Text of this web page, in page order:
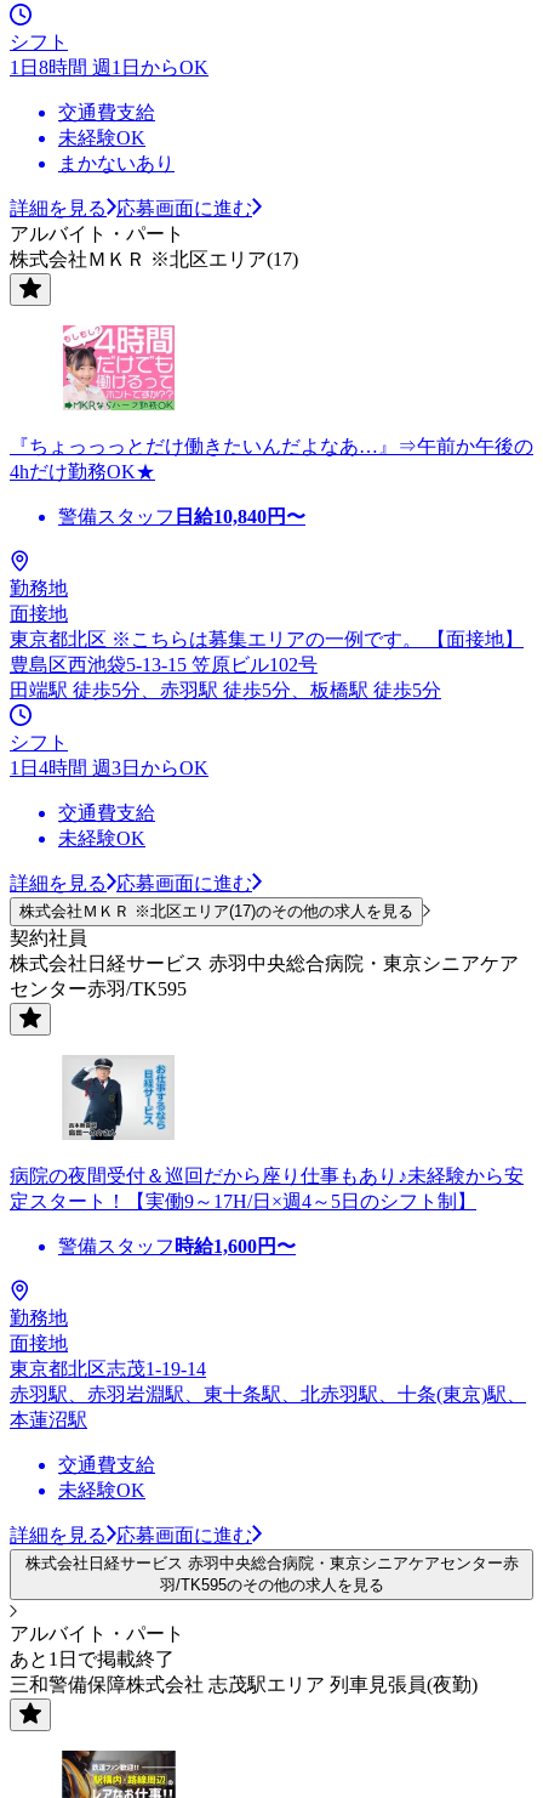
シフト
1日8時間 週1日からOK
交通費支給
未経験OK
まかないあり
詳細を見る
応募画面に進む
アルバイト・パート
株式会社ＭＫＲ ※北区エリア(17)
『ちょっっっとだけ働きたいんだよなあ…』⇒午前か午後の
4hだけ勤務OK★
警備スタッフ 日給10,840円〜
勤務地
面接地
東京都北区 ※こちらは募集エリアの一例です。 【面接地】
豊島区西池袋5-13-15 笠原ビル102号
田端駅 徒歩5分、赤羽駅 徒歩5分、板橋駅 徒歩5分
シフト
1日4時間 週3日からOK
交通費支給
未経験OK
詳細を見る 応募画面に進む
株式会社ＭＫＲ ※北区エリア(17)のその他の求人を見る
契約社員
株式会社日経サービス 赤羽中央総合病院・東京シニアケア
センター赤羽/TK595
病院の夜間受付＆巡回だから座り仕事もあり♪未経験から安
定スタート！【実働9～17H/日×週4～5日のシフト制】
警備スタッフ 時給1,600円〜
勤務地
面接地
東京都北区志茂1-19-14
赤羽駅、赤羽岩淵駅、東十条駅、北赤羽駅、十条(東京)駅、
本蓮沼駅
交通費支給
未経験OK
詳細を見る 応募画面に進む
株式会社日経サービス 赤羽中央総合病院・東京シニアケアセンター赤
羽/TK595のその他の求人を見る
アルバイト・パート
あと1日で掲載終了
三和警備保障株式会社 志茂駅エリア 列車見張員(夜勤)